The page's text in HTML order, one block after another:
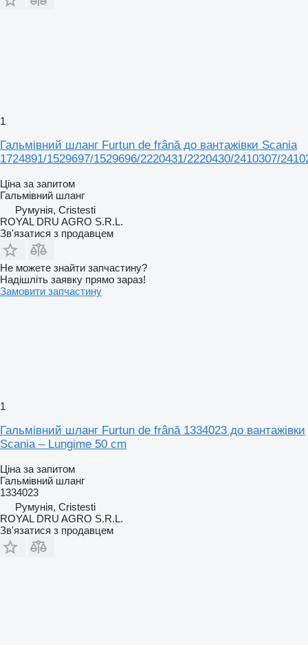
1
Гальмівний шланг Furtun de frână до вантажівки Scania
1724891/1529697/1529696/2220431/2220430/2410307/
Ціна за запитом
Гальмівний шланг
Румунія, Cristesti
ROYAL DRU AGRO S.R.L.
Зв'язатися з продавцем
Не можете знайти запчастину?
Надішліть заявку прямо зараз!
Замовити запчастину
1
Гальмівний шланг Furtun de frână 1334023 до вантажівки
Scania – Lungime 50 cm
Ціна за запитом
Гальмівний шланг
1334023
Румунія, Cristesti
ROYAL DRU AGRO S.R.L.
Зв'язатися з продавцем